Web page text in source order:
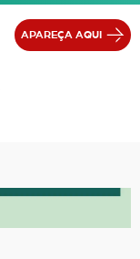
APAREÇA AQUI